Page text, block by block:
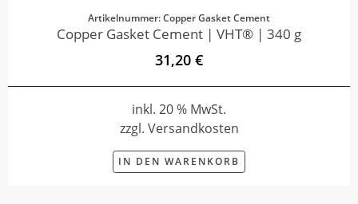
Artikelnummer: Copper Gasket Cement
Copper Gasket Cement | VHT® | 340 g
31,20 €
inkl. 20 % MwSt.
zzgl. Versandkosten
IN DEN WARENKORB